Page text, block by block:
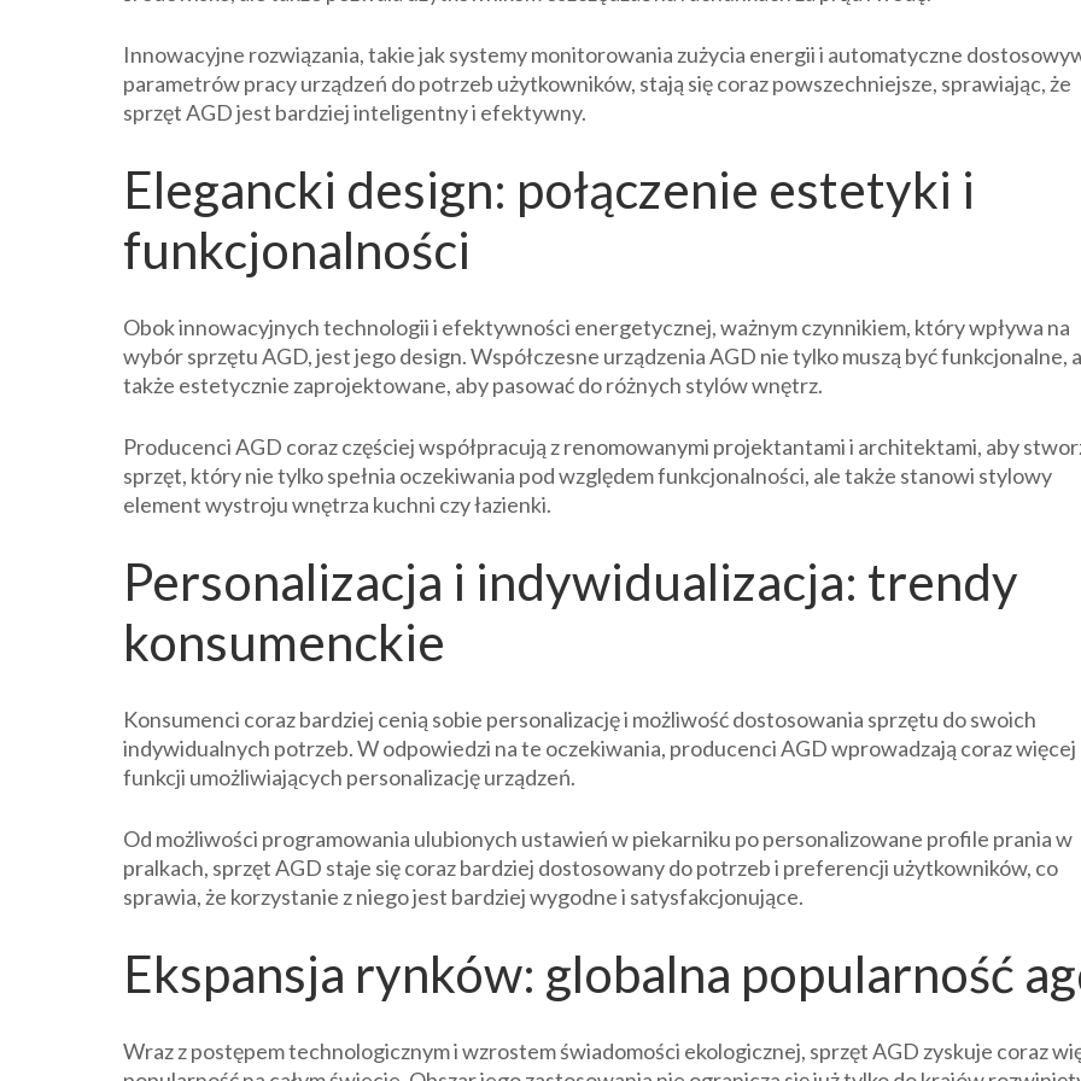
Innowacyjne rozwiązania, takie jak systemy monitorowania zużycia energii i automatyczne
parametrów pracy urządzeń do potrzeb użytkowników, stają się coraz powszechniejsze, sprawiając, że
sprzęt AGD jest bardziej inteligentny i efektywny.
Elegancki design: połączenie estetyki i
funkcjonalności
Obok innowacyjnych technologii i efektywności energetycznej, ważnym czynnikiem, który wpływa na
wybór sprzętu AGD, jest jego design. Współczesne urządzenia AGD nie tylko muszą być funkcjonalne,
także estetycznie zaprojektowane, aby pasować do różnych stylów wnętrz.
Producenci AGD coraz częściej współpracują z renomowanymi projektantami i architektami, aby
sprzęt, który nie tylko spełnia oczekiwania pod względem funkcjonalności, ale także stanowi stylowy
element wystroju wnętrza kuchni czy łazienki.
Personalizacja i indywidualizacja: trendy
konsumenckie
Konsumenci coraz bardziej cenią sobie personalizację i możliwość dostosowania sprzętu do swoich
indywidualnych potrzeb. W odpowiedzi na te oczekiwania, producenci AGD wprowadzają coraz więcej
funkcji umożliwiających personalizację urządzeń.
Od możliwości programowania ulubionych ustawień w piekarniku po personalizowane profile prania w
pralkach, sprzęt AGD staje się coraz bardziej dostosowany do potrzeb i preferencji użytkowników, co
sprawia, że korzystanie z niego jest bardziej wygodne i satysfakcjonujące.
Ekspansja rynków: globalna popularność
Wraz z postępem technologicznym i wzrostem świadomości ekologicznej, sprzęt AGD zyskuje coraz